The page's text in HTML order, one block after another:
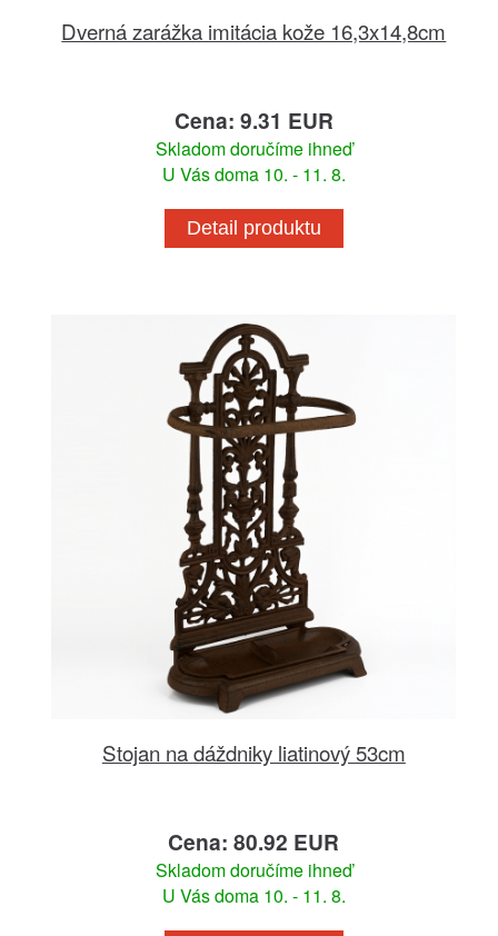
Dverná zarážka imitácia kože 16,3x14,8cm
Cena: 9.31 EUR
Skladom doručíme ihneď
U Vás doma 10. - 11. 8.
Detail produktu
Stojan na dáždniky liatinový 53cm
Cena: 80.92 EUR
Skladom doručíme ihneď
U Vás doma 10. - 11. 8.